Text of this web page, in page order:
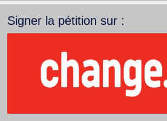
Signer la pétition sur :